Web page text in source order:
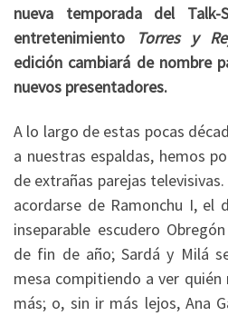
nueva temporada del
entretenimiento
Torres y
edición cambiará de nombre
nuevos presentadores.
A lo largo de estas pocas
a nuestras espaldas, hemos
de extrañas parejas
acordarse de Ramonchu I, el
inseparable escudero
de fin de año; Sardá y Milá
mesa compitiendo a ver quién
más; o, sin ir más lejos, Ana